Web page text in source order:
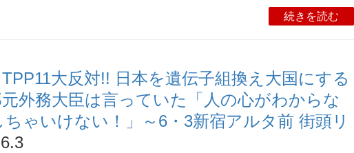
続きを読む
大反対!! 日本を遺伝子組換え大国にする
外務大臣は言っていた「人の心がわからな
ゃいけない！」～6・3新宿アルタ前 街頭リ